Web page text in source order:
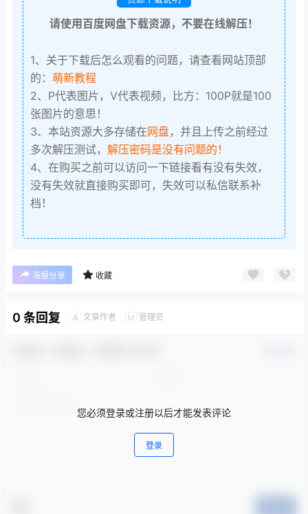
请使用百度网盘下载资源，不要在线解压！
1、关于下载后怎么观看的问题，请查看网站顶部
的： 萌新教程
2、P代表图片，V代表视频，比方：100P就是100
张图片的意思！
3、本站资源大多存储在网盘，并且上传之前经过
多次解压测试， 解压密码是没有问题的！
4、在购买之前可以访问一下链接看有没有失效，
没有失效就直接购买即可，失效可以私信联系补
档！
海报分享 收藏
0 条回复 A 文章作者 M 管理员
您必须登录或注册以后才能发表评论
登录